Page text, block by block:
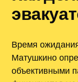
Время
Матушкино
объективными